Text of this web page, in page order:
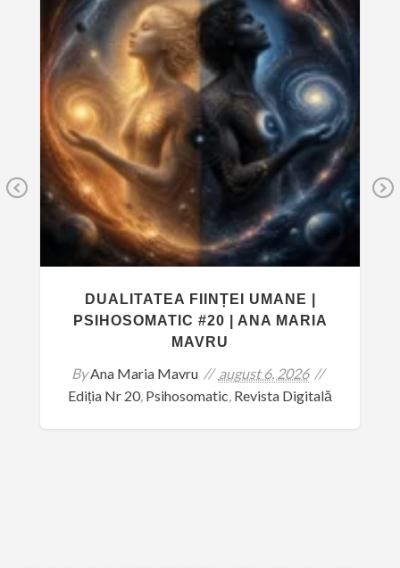
Previous
DUALITATEA FIINȚEI UMANE |
PSIHOSOMATIC #20 | ANA MARIA
MAVRU
ByAna Maria Mavru
august 6, 2026
Ediția Nr 20, Psihosomatic, Revista Digitală